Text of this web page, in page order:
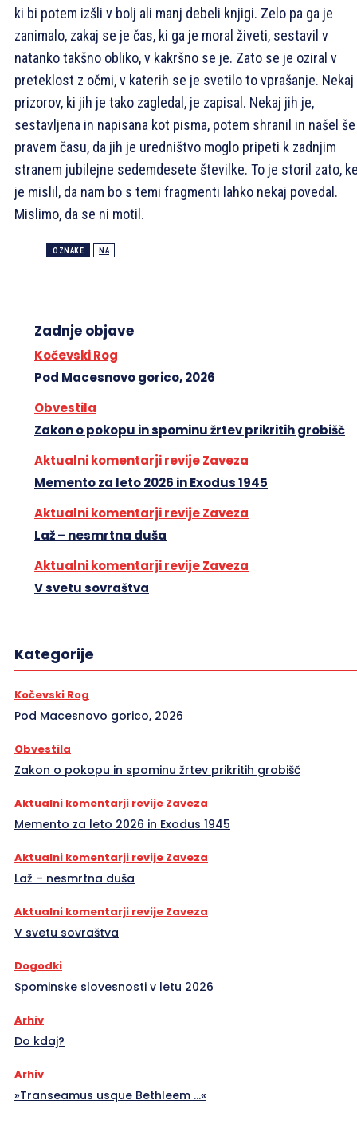
ki bi potem izšli v bolj ali manj debeli knjigi. Zelo pa ga je
zanimalo, zakaj se je čas, ki ga je moral živeti, sestavil v
natanko takšno obliko, v kakršno se je. Zato se je oziral v
preteklost z očmi, v katerih se je svetilo to vprašanje. Nekaj
prizorov, ki jih je tako zagledal, je zapisal. Nekaj jih je,
sestavljena in napisana kot pisma, potem shranil in našel
pravem času, da jih je uredništvo moglo pripeti k zadnjim
stranem jubilejne sedemdesete številke. To je storil zato,
je mislil, da nam bo s temi fragmenti lahko nekaj povedal.
Mislimo, da se ni motil.
OZNAKE NA
Zadnje objave
Kočevski Rog
Pod Macesnovo gorico, 2026
Obvestila
Zakon o pokopu in spominu žrtev prikritih grobišč
Aktualni komentarji revije Zaveza
Memento za leto 2026 in Exodus 1945
Aktualni komentarji revije Zaveza
Laž – nesmrtna duša
Aktualni komentarji revije Zaveza
V svetu sovraštva
Kategorije
Kočevski Rog
Pod Macesnovo gorico, 2026
Obvestila
Zakon o pokopu in spominu žrtev prikritih grobišč
Aktualni komentarji revije Zaveza
Memento za leto 2026 in Exodus 1945
Aktualni komentarji revije Zaveza
Laž – nesmrtna duša
Aktualni komentarji revije Zaveza
V svetu sovraštva
Dogodki
Spominske slovesnosti v letu 2026
Arhiv
Do kdaj?
Arhiv
»Transeamus usque Bethleem …«